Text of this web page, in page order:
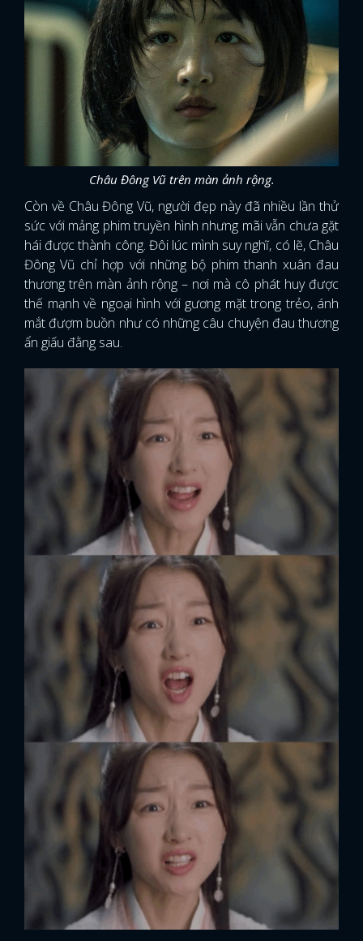
FACEBOOK GOOGLE
Châu Đông Vũ trên màn ảnh rộng.
Còn về Châu Đông Vũ, người đẹp này đã nhiều lần thử
sức với mảng phim truyền hình nhưng mãi vẫn chưa gặt
hái được thành công. Đôi lúc mình suy nghĩ, có lẽ, Châu
Đông Vũ chỉ hợp với những bộ phim thanh xuân đau
thương trên màn ảnh rộng – nơi mà cô phát huy được
thế mạnh về ngoại hình với gương mặt trong trẻo, ánh
mắt đượm buồn như có những câu chuyện đau thương
ẩn giấu đằng sau.